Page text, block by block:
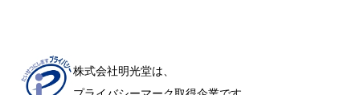
株式会社明光堂は、